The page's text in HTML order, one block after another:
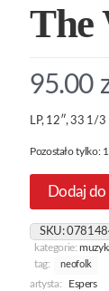
The
95.00
LP, 12″, 33 1/3
Pozostało tylko: 1
Dodaj
SKU:
kategorie:
tag:
neofolk
artysta:
Espers